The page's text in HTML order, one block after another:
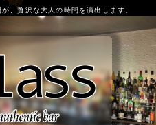
、贅沢な大人の時間を演出します。